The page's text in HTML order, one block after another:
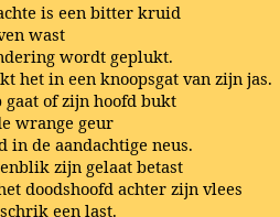
is een bitter kruid
wast
wordt geplukt.
het in een knoopsgat van zijn jas.
of zijn hoofd bukt
wrange geur
in de aandachtige neus.
zijn gelaat betast
doodshoofd achter zijn vlees
een last.